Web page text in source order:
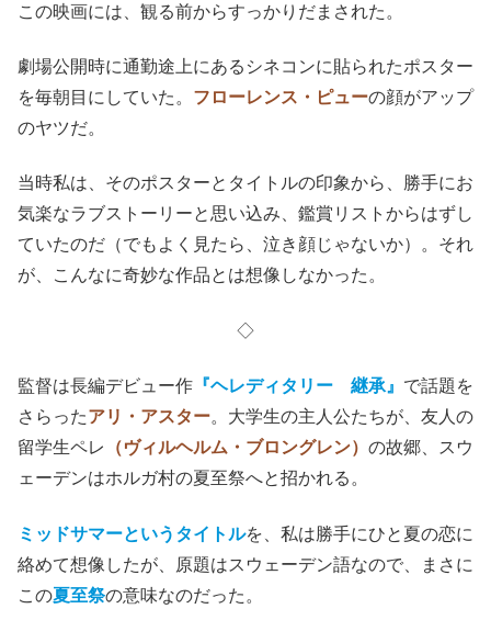
この映画には、観る前からすっかりだまされた。
劇場公開時に通勤途上にあるシネコンに貼られたポスター
を毎朝目にしていた。 フローレンス・ピューの顔がアップ
のヤツだ。
当時私は、そのポスターとタイトルの印象から、勝手にお
気楽なラブストーリーと思い込み、鑑賞リストからはずし
ていたのだ（でもよく見たら、泣き顔じゃないか）。それ
が、こんなに奇妙な作品とは想像しなかった。
◇
監督は長編デビュー作 『ヘレディタリー 継承』 で話題を
さらったアリ・アスター。大学生の主人公たちが、友人の
留学生ペレ
（ヴィルヘルム・ブロングレン） の故郷、スウ
ェーデンはホルガ村の夏至祭へと招かれる。
ミッドサマーというタイトルを、私は勝手にひと夏の恋に
絡めて想像したが、原題はスウェーデン語なので、まさに
この夏至祭の意味なのだった。